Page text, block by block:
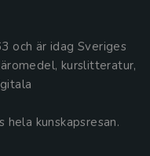
och är idag Sveriges
kurslitteratur,
kunskapsresan.